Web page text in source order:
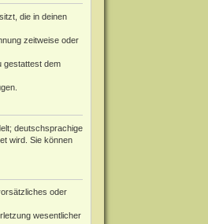
die in deinen
zeitweise oder
gestattest dem
deutschsprachige
wird. Sie können
oder
wesentlicher